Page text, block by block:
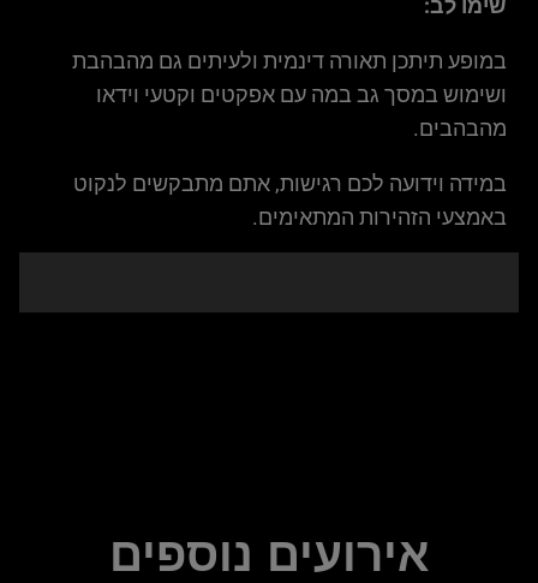
שימו לב:
במופע תיתכן תאורה דינמית ולעיתים גם מהבהבת
ושימוש במסך גב במה עם אפקטים וקטעי וידאו
מהבהבים.
במידה וידועה לכם רגישות, אתם מתבקשים לנקוט
באמצעי הזהירות המתאימים.
אירועים נוספים